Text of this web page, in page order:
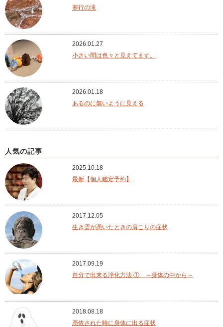
寒行の滝
2026.01.27
小さい間は色々と見えてます。
2026.01.18
あるのに無いように見える
人気の記事
2025.10.18
最新【個人鑑定予約】
2017.12.05
生き霊が憑いたときの肩こりの症状
2017.09.19
自分で出来る浄化方法 ① ～身体の中から～
2018.08.18
憑依された時に身体に出る症状